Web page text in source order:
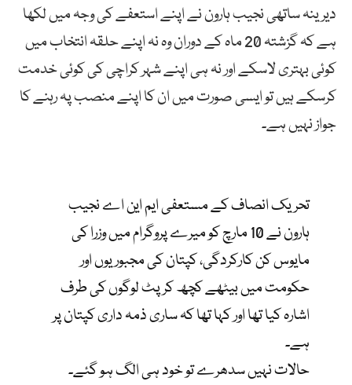
دیرینہ ساتھی نجیب ہارون نے اپنے استعفے کی وجہ میں لکھا
ہے کہ گزشتہ 20 ماہ کے دوران وہ نہ اپنے حلقہ انتخاب میں
کوئی بہتری لاسکے اور نہ ہی اپنے شہر کراچی کی کوئی خدمت
کرسکے ہیں تو ایسی صورت میں ان کا اپنے منصب پہ رہنے کا
جواز نہیں ہے۔
تحریک انصاف کے مستعفی ایم این اے نجیب
ہارون نے 10 مارچ کو میرے پروگرام میں وزرا کی
مایوس کن کارکردگی، کپتان کی مجبوریوں اور
حکومت میں بیٹھے کچھ کرپٹ لوگوں کی طرف
اشارہ کیا تھا اور کہا تھا کہ ساری ذمہ داری کپتان پر
ہے۔
حالات نہیں سدھرے تو خود ہی الگ ہو گئے۔